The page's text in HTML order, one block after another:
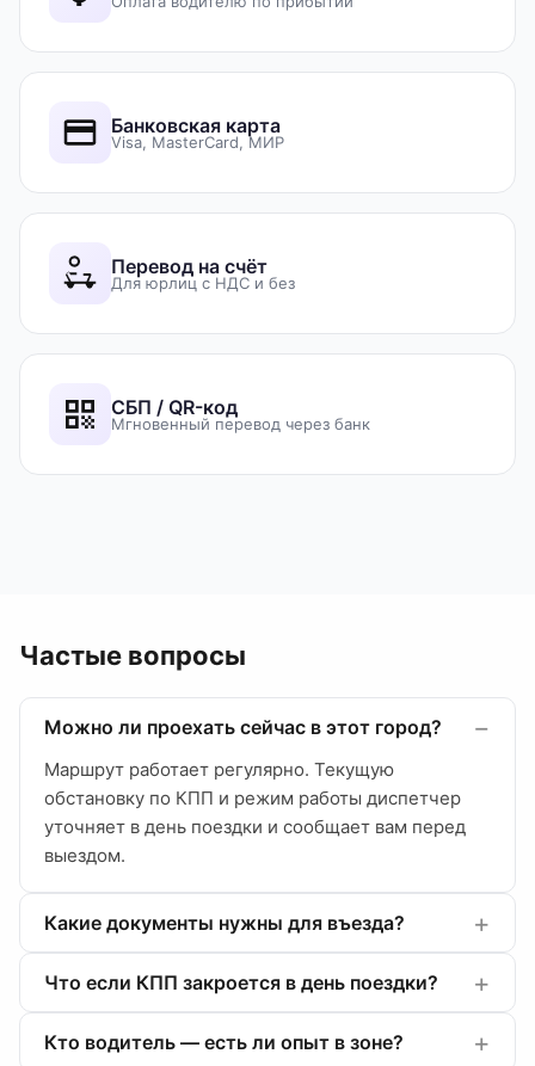
Банковская карта
Visa, MasterCard, МИР
Перевод на счёт
Для юрлиц с НДС и без
СБП / QR-код
Мгновенный перевод через банк
Частые вопросы
Можно ли проехать сейчас в этот город?
Маршрут работает регулярно. Текущую
обстановку по КПП и режим работы диспетчер
уточняет в день поездки и сообщает вам перед
выездом.
Какие документы нужны для въезда?
Что если КПП закроется в день поездки?
Кто водитель — есть ли опыт в зоне?